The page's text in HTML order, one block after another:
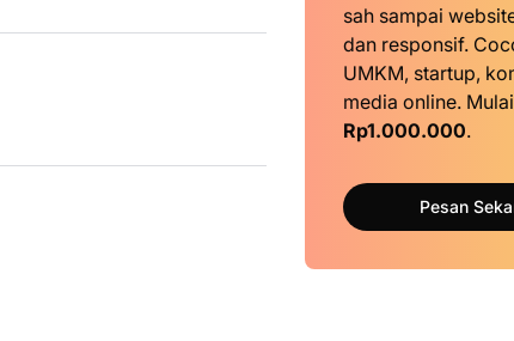
sah sampai
dan responsif.
UMKM, startup,
media online. Mulai
Rp1.000.000.
Pesan